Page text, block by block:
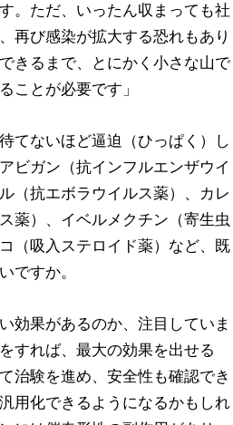
。ただ、いったん収まっても社
再び感染が拡大する恐れもあり
きるまで、とにかく小さな山で
ことが必要です」
てないほど逼迫（ひっぱく）し
ビガン（抗インフルエンザウイ
（抗エボラウイルス薬）、カレ
薬）、イベルメクチン（寄生虫
（吸入ステロイド薬）など、既
ですか。
効果があるのか、注目していま
すれば、最大の効果を出せる
治験を進め、安全性も確認でき
用化できるようになるかもしれ